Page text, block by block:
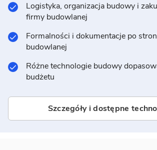
Logistyka, organizacja budowy i
firmy budowlanej
Formalności i dokumentacje po
budowlanej
Różne technologie budowy
budżetu
Szczegóły i dostępne